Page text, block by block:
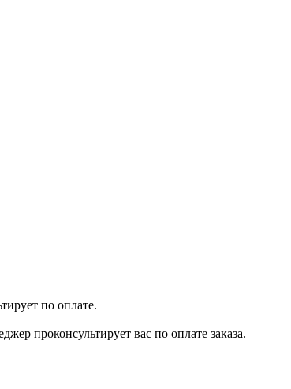
по оплате.
проконсультирует вас по оплате заказа.